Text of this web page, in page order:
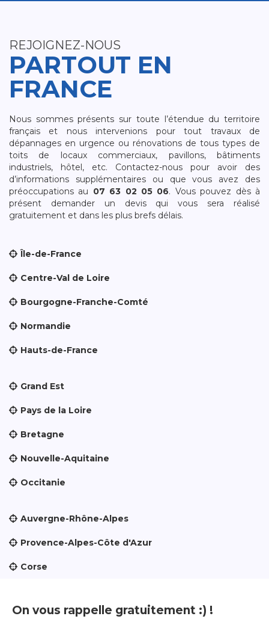
REJOIGNEZ-NOUS
PARTOUT EN
FRANCE
Nous sommes présents sur toute l’étendue du territoire
français et nous intervenions pour tout travaux de
dépannages en urgence ou rénovations de tous types de
toits de locaux commerciaux, pavillons, bâtiments
industriels, hôtel, etc. Contactez-nous pour avoir des
d’informations supplémentaires ou que vous avez des
préoccupations au 07 63 02 05 06. Vous pouvez dès à
présent demander un devis qui vous sera réalisé
gratuitement et dans les plus brefs délais.
Île-de-France
Centre-Val de Loire
Bourgogne-Franche-Comté
Normandie
Hauts-de-France
Grand Est
Pays de la Loire
Bretagne
Nouvelle-Aquitaine
Occitanie
Auvergne-Rhône-Alpes
Provence-Alpes-Côte d'Azur
Corse
On vous rappelle gratuitement :) !